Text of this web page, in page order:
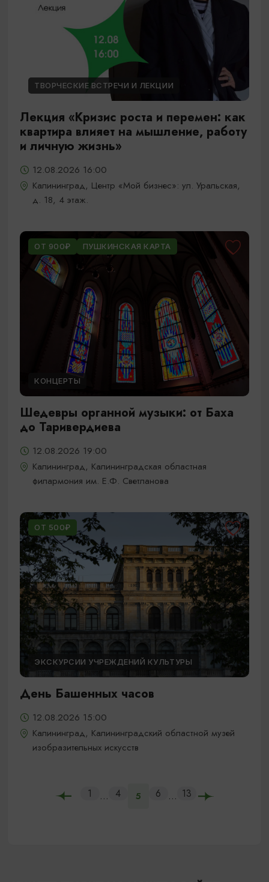
ТВОРЧЕСКИЕ ВСТРЕЧИ И ЛЕКЦИИ
Лекция «Кризис роста и перемен: как
квартира влияет на мышление, работу
и личную жизнь»
12.08.2026 16:00
Калининград, Центр «Мой бизнес»: ул. Уральская,
д. 18, 4 этаж.
ОТ 900₽ ПУШКИНСКАЯ КАРТА
КОНЦЕРТЫ
Шедевры органной музыки: от Баха
до Таривердиева
12.08.2026 19:00
Калининград, Калининградская областная
филармония им. Е.Ф. Светланова
ОТ 500₽
ЭКСКУРСИИ УЧРЕЖДЕНИЙ КУЛЬТУРЫ
День Башенных часов
12.08.2026 15:00
Калининград, Калининградский областной музей
изобразительных искусств
1 ... 4 5 6 ... 13